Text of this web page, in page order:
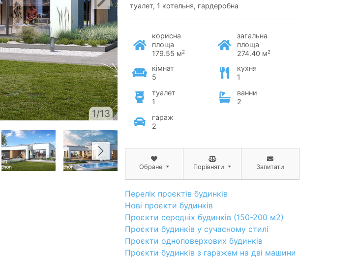
1/13
туалет, 1 котельня, гардеробна
корисна
площа
179.55 м2
загальна
площа
274.40 м2
кімнат
5
кухня
1
туалет
1
ванни
2
гараж
2
Обране Порівняти Запитати
Перелік проєктів будинків
Нові проєкти будинків
Проєкти середніх будинків (150-200 м2)
Проєкти будинків у сучасному стилі
Проєкти одноповерхових будинків
Проєкти будинків з гаражем на дві машини